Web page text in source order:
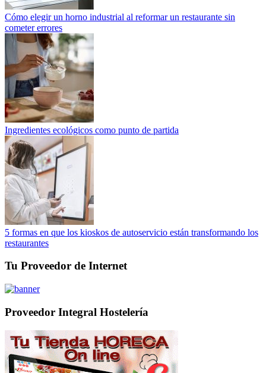
Cómo elegir un horno industrial al reformar un restaurante sin
cometer errores
Ingredientes ecológicos como punto de partida
5 formas en que los kioskos de autoservicio están transformando los
restaurantes
Tu Proveedor de Internet
Proveedor Integral Hostelería